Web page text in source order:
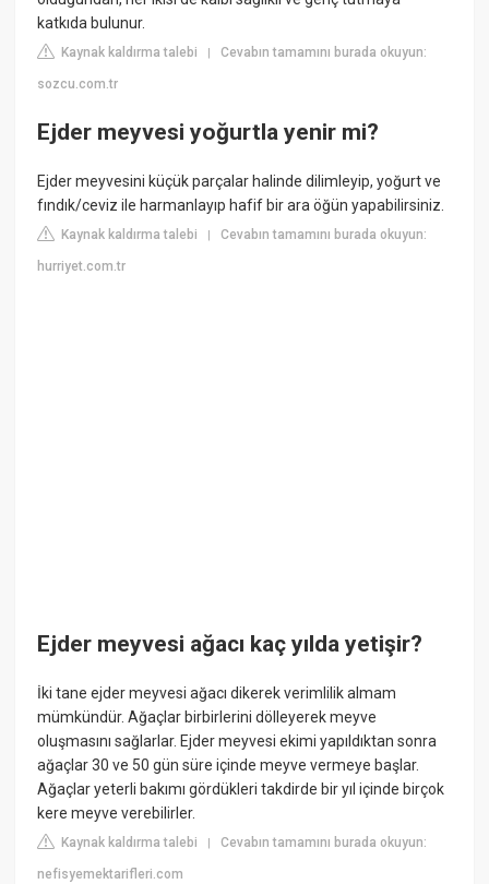
katkıda bulunur.
Kaynak kaldırma talebi |Cevabın tamamını burada okuyun:
sozcu.com.tr
Ejder meyvesi yoğurtla yenir mi?
Ejder meyvesini küçük parçalar halinde dilimleyip, yoğurt ve
fındık/ceviz ile harmanlayıp hafif bir ara öğün yapabilirsiniz.
Kaynak kaldırma talebi |Cevabın tamamını burada okuyun:
hurriyet.com.tr
Ejder meyvesi ağacı kaç yılda yetişir?
İki tane ejder meyvesi ağacı dikerek verimlilik almam
mümkündür. Ağaçlar birbirlerini dölleyerek meyve
oluşmasını sağlarlar. Ejder meyvesi ekimi yapıldıktan sonra
ağaçlar 30 ve 50 gün süre içinde meyve vermeye başlar.
Ağaçlar yeterli bakımı gördükleri takdirde bir yıl içinde birçok
kere meyve verebilirler.
Kaynak kaldırma talebi |Cevabın tamamını burada okuyun:
nefisyemektarifleri.com